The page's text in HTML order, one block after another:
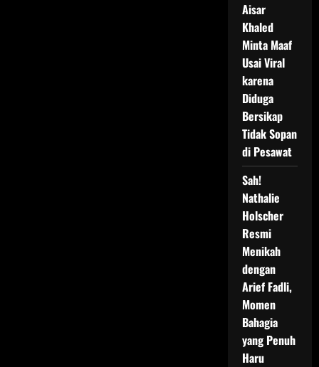
Aisar
Khaled
Minta Maaf
Usai Viral
karena
Diduga
Bersikap
Tidak Sopan
di Pesawat
Sah!
Nathalie
Holscher
Resmi
Menikah
dengan
Arief Fadli,
Momen
Bahagia
yang Penuh
Haru